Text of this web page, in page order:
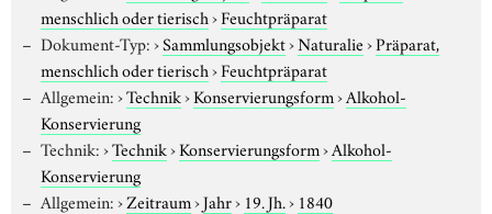
menschlich oder tierisch›Feuchtpräparat
Dokument-Typ:›Sammlungsobjekt›Naturalie›Präparat,
menschlich oder tierisch›Feuchtpräparat
Allgemein:›Technik›Konservierungsform›Alkohol-
Konservierung
Technik:›Technik›Konservierungsform›Alkohol-
Konservierung
Allgemein:›Zeitraum›Jahr› 19. Jh.› 1840